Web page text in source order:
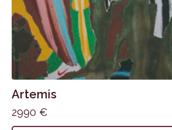
Artemis
2990 €